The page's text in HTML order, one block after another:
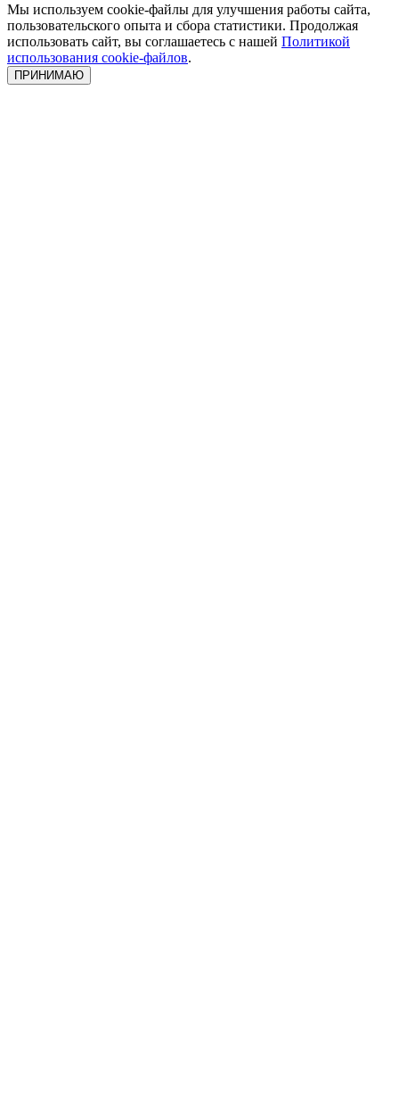
Мы используем cookie-файлы для улучшения работы сайта,
пользовательского опыта и сбора статистики. Продолжая
использовать сайт, вы соглашаетесь с нашей Политикой
использования cookie-файлов.
ПРИНИМАЮ